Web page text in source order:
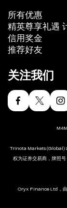
所有优惠
精英尊享礼遇
信用奖金
推荐好友
关注我们
Trinota Markets (Global)
权为证券交易商，牌照号
Oryx Finance Ltd，由